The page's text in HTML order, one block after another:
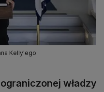
Kelly'ego
władzy